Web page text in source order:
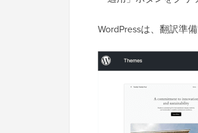
WordPressは、翻訳準